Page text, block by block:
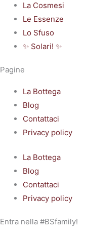
La Cosmesi
Le Essenze
Lo Sfuso
✨ Solari! ✨
Pagine
La Bottega
Blog
Contattaci
Privacy policy
La Bottega
Blog
Contattaci
Privacy policy
Entra nella #BSfamily!